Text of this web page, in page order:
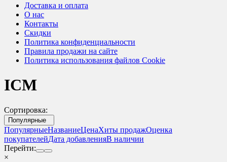
Доставка и оплата
О нас
Контакты
Скидки
Политика конфиденциальности
Правила продажи на сайте
Политика использования файлов Cookie
ICM
Сортировка:
Популярные
ПопулярныеНазваниеЦенаХиты продажОценка
покупателейДата добавленияВ наличии
Перейти:
×